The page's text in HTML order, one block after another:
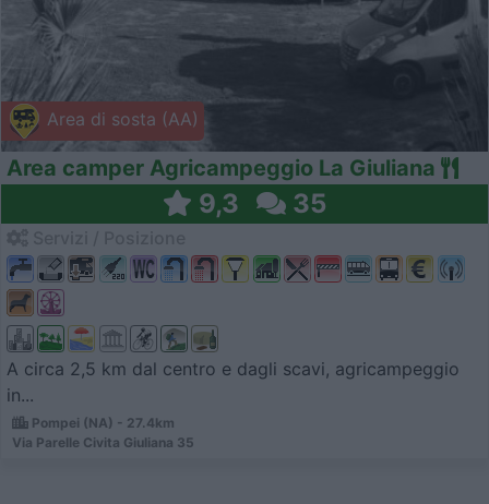
Area di sosta (AA)
Area camper Agricampeggio La Giuliana
9,3 35
A circa 2,5 km dal centro e dagli scavi, agricampeggio
in...
Pompei (NA) - 27.4km
Via Parelle Civita Giuliana 35